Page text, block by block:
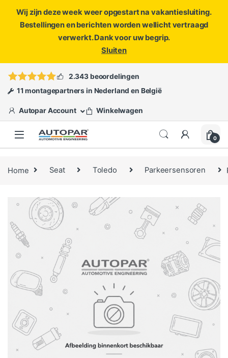
Wij zijn deze week weer opgestart na vakantiesluiting.
Bestellingen en berichten worden wellicht vertraagd
verwerkt. Dank voor uw begrip.
Sluiten
ofopen een ticket
2.343 beoordelingen
11 montagepartners in Nederland en België
Autopar Account Winkelwagen
0
Home Seat Toledo Parkeersensoren